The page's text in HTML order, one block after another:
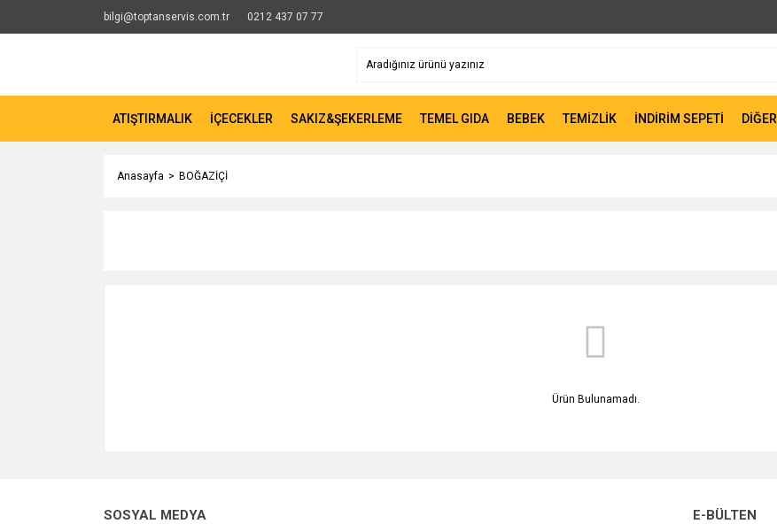
bilgi@toptanservis.com.tr 0212 437 07 77
ATIŞTIRMALIK İÇECEKLER SAKIZ&ŞEKERLEME TEMEL GIDA BEBEK TEMİZLİK İNDİRİM SEPETİ DİĞER
Anasayfa BOĞAZİÇİ
Ürün Bulunamadı.
SOSYAL MEDYA E-BÜLTEN